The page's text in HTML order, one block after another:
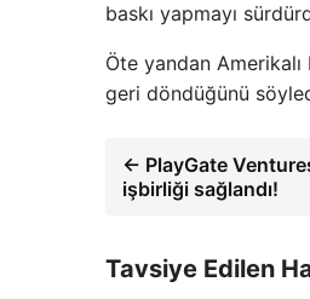
baskı yapmayı
Öte yandan
geri döndüğünü
← PlayGate
işbirliği sağlandı!
Tavsiye Edilen